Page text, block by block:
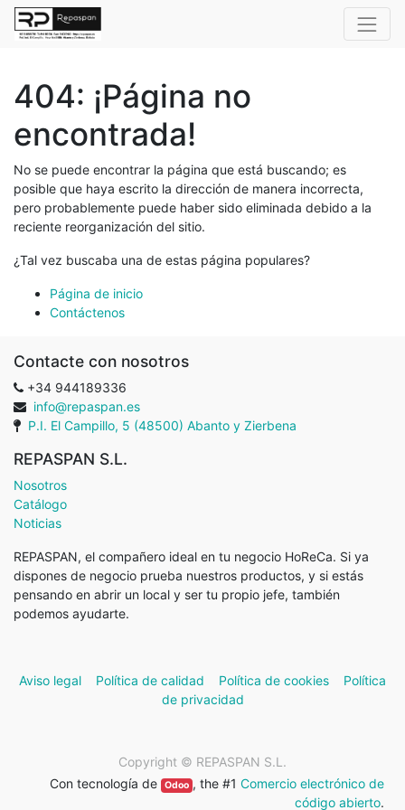
404: ¡Página no
encontrada!
No se puede encontrar la página que está buscando; es
posible que haya escrito la dirección de manera incorrecta,
pero probablemente puede haber sido eliminada debido a la
reciente reorganización del sitio.
¿Tal vez buscaba una de estas página populares?
Página de inicio
Contáctenos
Contacte con nosotros
+34 944189336
info@repaspan.es
P.I. El Campillo, 5 (48500) Abanto y Zierbena
REPASPAN S.L.
Nosotros
Catálogo
Noticias
REPASPAN, el compañero ideal en tu negocio HoReCa. Si ya
dispones de negocio prueba nuestros productos, y si estás
pensando en abrir un local y ser tu propio jefe, también
podemos ayudarte.
Aviso legal Política de calidad Política de cookies
Política
de privacidad
Copyright © REPASPAN S.L.
Con tecnología de
Odoo , the #1 Comercio electrónico de
código abierto.